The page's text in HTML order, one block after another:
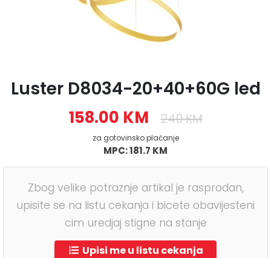
Luster D8034-20+40+60G led
158.00 KM 240 KM
za gotovinsko plaćanje
MPC: 181.7 KM
Zbog velike potraznje artikal je rasprodan,
upisite se na listu cekanja i bicete obavijesteni
cim uredjaj stigne na stanje
Upisi me u listu cekanja